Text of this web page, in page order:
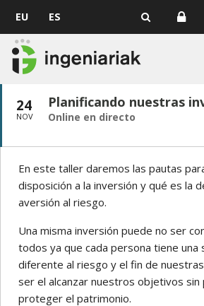
EU ES
24
NOV
Planificando nuestras
Online en directo
En este taller daremos las pautas
disposición a la inversión y qué es la
aversión al riesgo.
Una misma inversión puede no ser
todos ya que cada persona tiene una
diferente al riesgo y el fin de
ser el alcanzar nuestros objetivos
proteger el patrimonio.